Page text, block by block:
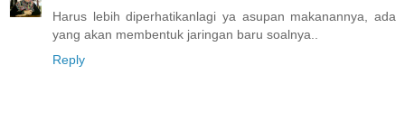
Harus lebih diperhatikanlagi ya asupan makanannya, ada
yang akan membentuk jaringan baru soalnya..
Reply